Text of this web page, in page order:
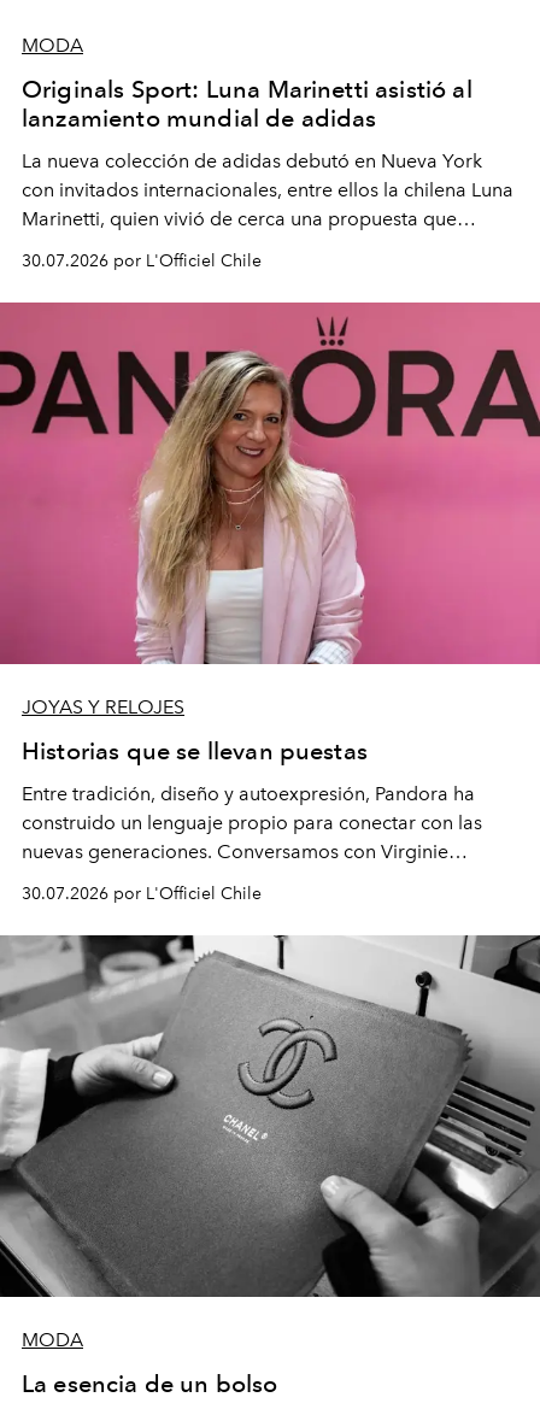
MODA
Originals Sport: Luna Marinetti asistió al
lanzamiento mundial de adidas
La nueva colección de adidas debutó en Nueva York
con invitados internacionales, entre ellos la chilena Luna
Marinetti, quien vivió de cerca una propuesta que
fusiona moda y rendimiento.
30.07.2026 por L'Officiel Chile
JOYAS Y RELOJES
Historias que se llevan puestas
Entre tradición, diseño y autoexpresión, Pandora ha
construido un lenguaje propio para conectar con las
nuevas generaciones. Conversamos con Virginie
Dubray, la responsable de marketing para
Latinoamérica, sobre identidad, cultura y el valor
emocional que hoy define a la joyería contemporánea.
30.07.2026 por L'Officiel Chile
MODA
La esencia de un bolso